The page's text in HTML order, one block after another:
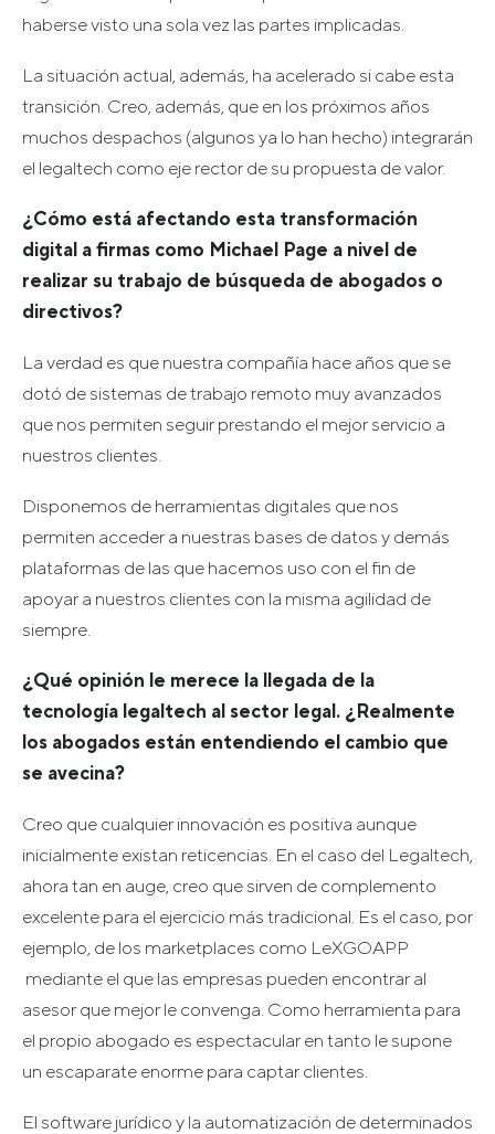
haberse visto una sola vez las partes implicadas.
La situación actual, además, ha acelerado si cabe esta
transición. Creo, además, que en los próximos años
muchos despachos (algunos ya lo han hecho) integrarán
el legaltech como eje rector de su propuesta de valor.
¿Cómo está afectando esta transformación
digital a firmas como Michael Page a nivel de
realizar su trabajo de búsqueda de abogados o
directivos?
La verdad es que nuestra compañía hace años que se
dotó de sistemas de trabajo remoto muy avanzados
que nos permiten seguir prestando el mejor servicio a
nuestros clientes.
Disponemos de herramientas digitales que nos
permiten acceder a nuestras bases de datos y demás
plataformas de las que hacemos uso con el fin de
apoyar a nuestros clientes con la misma agilidad de
siempre.
¿Qué opinión le merece la llegada de la
tecnología legaltech al sector legal. ¿Realmente
los abogados están entendiendo el cambio que
se avecina?
Creo que cualquier innovación es positiva aunque
inicialmente existan reticencias. En el caso del Legaltech,
ahora tan en auge, creo que sirven de complemento
excelente para el ejercicio más tradicional. Es el caso, por
ejemplo, de los marketplaces como LeXGOAPP
mediante el que las empresas pueden encontrar al
asesor que mejor le convenga. Como herramienta para
el propio abogado es espectacular en tanto le supone
un escaparate enorme para captar clientes.
El software jurídico y la automatización de determinados